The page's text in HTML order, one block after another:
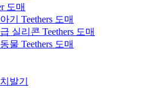
도매
기 Teethers 도매
실리콘 Teethers 도매
물 Teethers 도매
발기